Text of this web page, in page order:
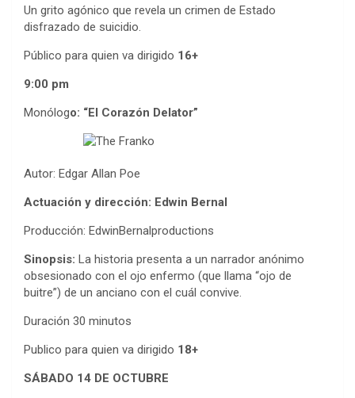
Un grito agónico que revela un crimen de Estado
disfrazado de suicidio.
Público para quien va dirigido 16+
9:00 pm
Monólogo: “El Corazón Delator”
Autor: Edgar Allan Poe
Actuación y dirección: Edwin Bernal
Producción: EdwinBernalproductions
Sinopsis: La historia presenta a un narrador anónimo
obsesionado con el ojo enfermo (que llama “ojo de
buitre”) de un anciano con el cuál convive.
Duración 30 minutos
Publico para quien va dirigido 18+
SÁBADO 14 DE OCTUBRE